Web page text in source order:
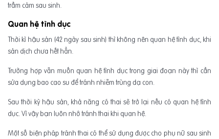
trầm cảm sau sinh.
Quan hệ tình dục
Thời kì hậu sản (42 ngày sau sinh) thì không nên quan hệ tình dục, khi
sản dịch chưa hết hẳn.
Trường hợp vẫn muốn quan hệ tình dục trong giai đoạn này thì cần
sửa dụng bao cao su để tránh nhiễm trùng dạ con.
Sau thời kỳ hậu sản, khả năng có thai sẽ trở lại nếu có quan hệ tình
dục. Vì vậy bạn luôn nhớ tránh thai khi quan hệ.
Một số biện pháp tránh thai có thể sử dụng được cho phụ nữ sau sinh